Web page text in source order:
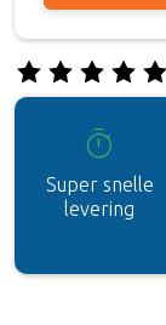
De beoordeling
timer
Super snelle
levering